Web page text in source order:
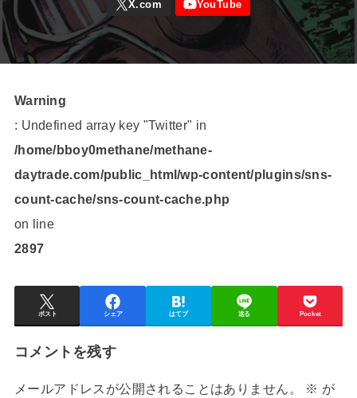
Warning
: Undefined array key "Twitter" in
/home/bboy0methane/methane-
daytrade.com/public_html/wp-content/plugins/sns-
count-cache/sns-count-cache.php
on line
2897
ポスト シェア はてブ 送る Pocket
コメントを残す
メールアドレスが公開されることはありません。 ※ が